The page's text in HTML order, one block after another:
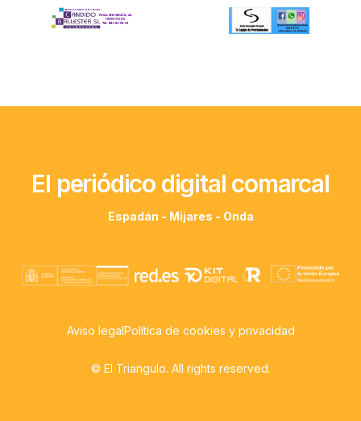
El periódico digital comarcal
Espadán - Mijares - Onda
Aviso legalPolítica de cookies y privacidad
© El Triangulo. All rights reserved.